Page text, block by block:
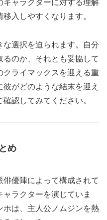
ャラクターに対する理解
入しやすくなります。
選択を迫られます。自分
のか、それとも妥協して
クライマックスを迎える重
がどのような結末を迎え
認してみてください。
め
俳優陣によって構成されて
ラクターを演じていま
は、主人公ノムジンを熱